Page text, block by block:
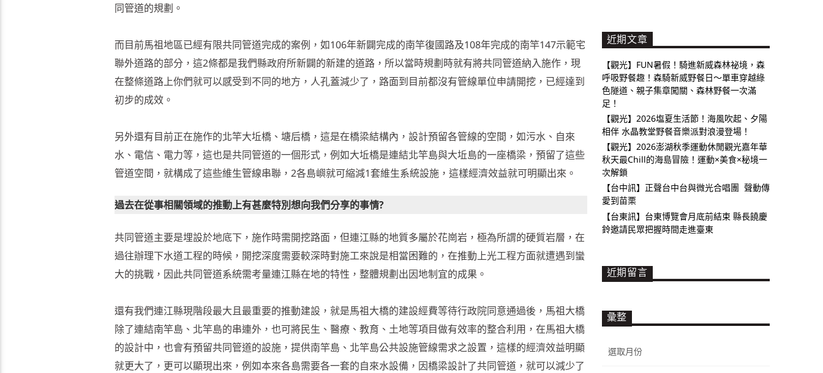
同管道的規劃。
而目前馬祖地區已經有限共同管道完成的案例，如106年新闢完成的南竿復國路及108年完成的南竿147示範宅
聯外道路的部分，這2條都是我們縣政府所新闢的新建的道路，所以當時規劃時就有將共同管道納入施作，現
在整條道路上你們就可以感受到不同的地方，人孔蓋減少了，路面到目前都沒有管線單位申請開挖，已經達到
初步的成效。
另外還有目前正在施作的北竿大坵橋、塘后橋，這是在橋梁結構內，設計預留各管線的空間，如污水、自來
水、電信、電力等，這也是共同管道的一個形式，例如大坵橋是連結北竿島與大坵島的一座橋梁，預留了這些
管道空間，就構成了這些維生管線串聯，2各島嶼就可縮減1套維生系統設施，這樣經濟效益就可明顯出來。
過去在從事相關領域的推動上有甚麼特別想向我們分享的事情?
共同管道主要是埋設於地底下，施作時需開挖路面，但連江縣的地質多屬於花崗岩，極為所謂的硬質岩層，在
過往辦理下水道工程的時候，開挖深度需要較深時對施工來說是相當困難的，在推動上光工程方面就遭遇到蠻
大的挑戰，因此共同管道系統需考量連江縣在地的特性，整體規劃出因地制宜的成果。
還有我們連江縣現階段最大且最重要的推動建設，就是馬祖大橋的建設經費等待行政院同意通過後，馬祖大橋
除了連結南竿島、北竿島的串連外，也可將民生、醫療、教育、土地等項目做有效率的整合利用，在馬祖大橋
的設計中，也會有預留共同管道的設施，提供南竿島、北竿島公共設施管線需求之設置，這樣的經濟效益明顯
就更大了，更可以顯現出來，例如本來各島需要各一套的自來水設備，因橋梁設計了共同管道，就可以減少了
近期文章
【觀光】FUN暑假！騎進新威森林祕境，森
呼吸野餐趣！森騎新威野餐日～單車穿越綠
色隧道、親子集章闖關、森林野餐一次滿
足！
【觀光】2026塩夏生活節！海風吹起、夕陽
相伴 水晶教堂野餐音樂派對浪漫登場！
【觀光】2026澎湖秋季運動休閒觀光嘉年華
秋天最Chill的海島冒險！運動×美食×秘境一
次解鎖
【台中訊】正聲台中台與微光合唱團 聲動傳
愛到苗栗
【台東訊】台東博覽會月底前結束 縣長饒慶
鈴邀請民眾把握時間走進臺東
近期留言
彙整
整